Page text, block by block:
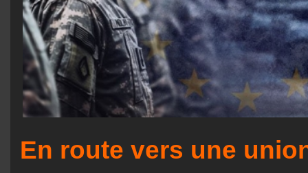
En route vers une